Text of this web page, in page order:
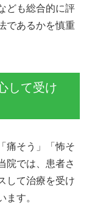
ども総合的に評
であるかを慎重
して受け
痛そう」「怖そ
院では、患者さ
して治療を受け
す。